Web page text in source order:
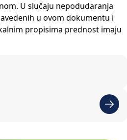
U slučaju nepodudaranja
u ovom dokumentu i
propisima prednost imaju